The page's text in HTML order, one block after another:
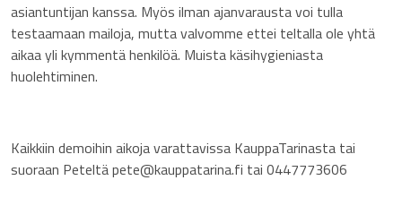
asiantuntijan kanssa. Myös ilman ajanvarausta voi tulla
testaamaan mailoja, mutta valvomme ettei teltalla ole yhtä
aikaa yli kymmentä henkilöä. Muista käsihygieniasta
huolehtiminen.
Kaikkiin demoihin aikoja varattavissa KauppaTarinasta tai
suoraan Peteltä pete@kauppatarina.fi tai 0447773606